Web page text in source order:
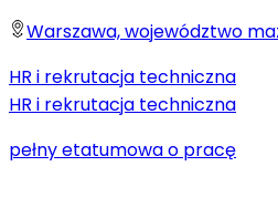
Warszawa, województwo
HR i rekrutacja techniczna
HR i rekrutacja techniczna
pełny etatumowa o pracę